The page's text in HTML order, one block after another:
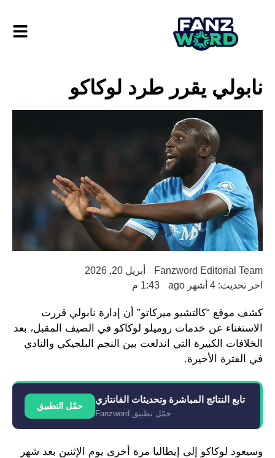
نابولي يقرر طرد لوكاكو
Fanzword Editorial Team
أبريل 20, 2026
اخر تحديث: 4 أشهر ago
1:43 م
كشف موقع “كالتشيو ميركاتو” أن إدارة نابولي قررت
الاستغناء عن خدمات روميلو لوكاكو في الصيف المقبل، بعد
الخلافات الكبيرة التي اندلعت بين النجم البلجيكي والنادي
في الفترة الأخيرة.
تابع النتائج المباشرة وتحديثات الفانتازي
حمّل تطبيق Fanzword
حمّل التطبيق
وسيعود لوكاكو إلى إيطاليا مرة أخرى يوم الإثنين بعد شهر